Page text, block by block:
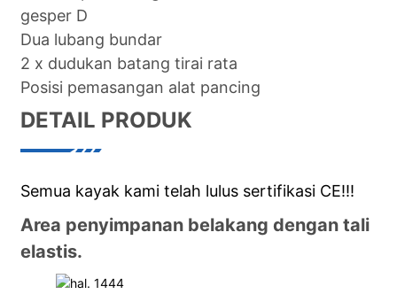
gesper D
Dua lubang bundar
2 x dudukan batang tirai rata
Posisi pemasangan alat pancing
DETAIL PRODUK
Semua kayak kami telah lulus sertifikasi CE!!!
Area penyimpanan belakang dengan tali
elastis.